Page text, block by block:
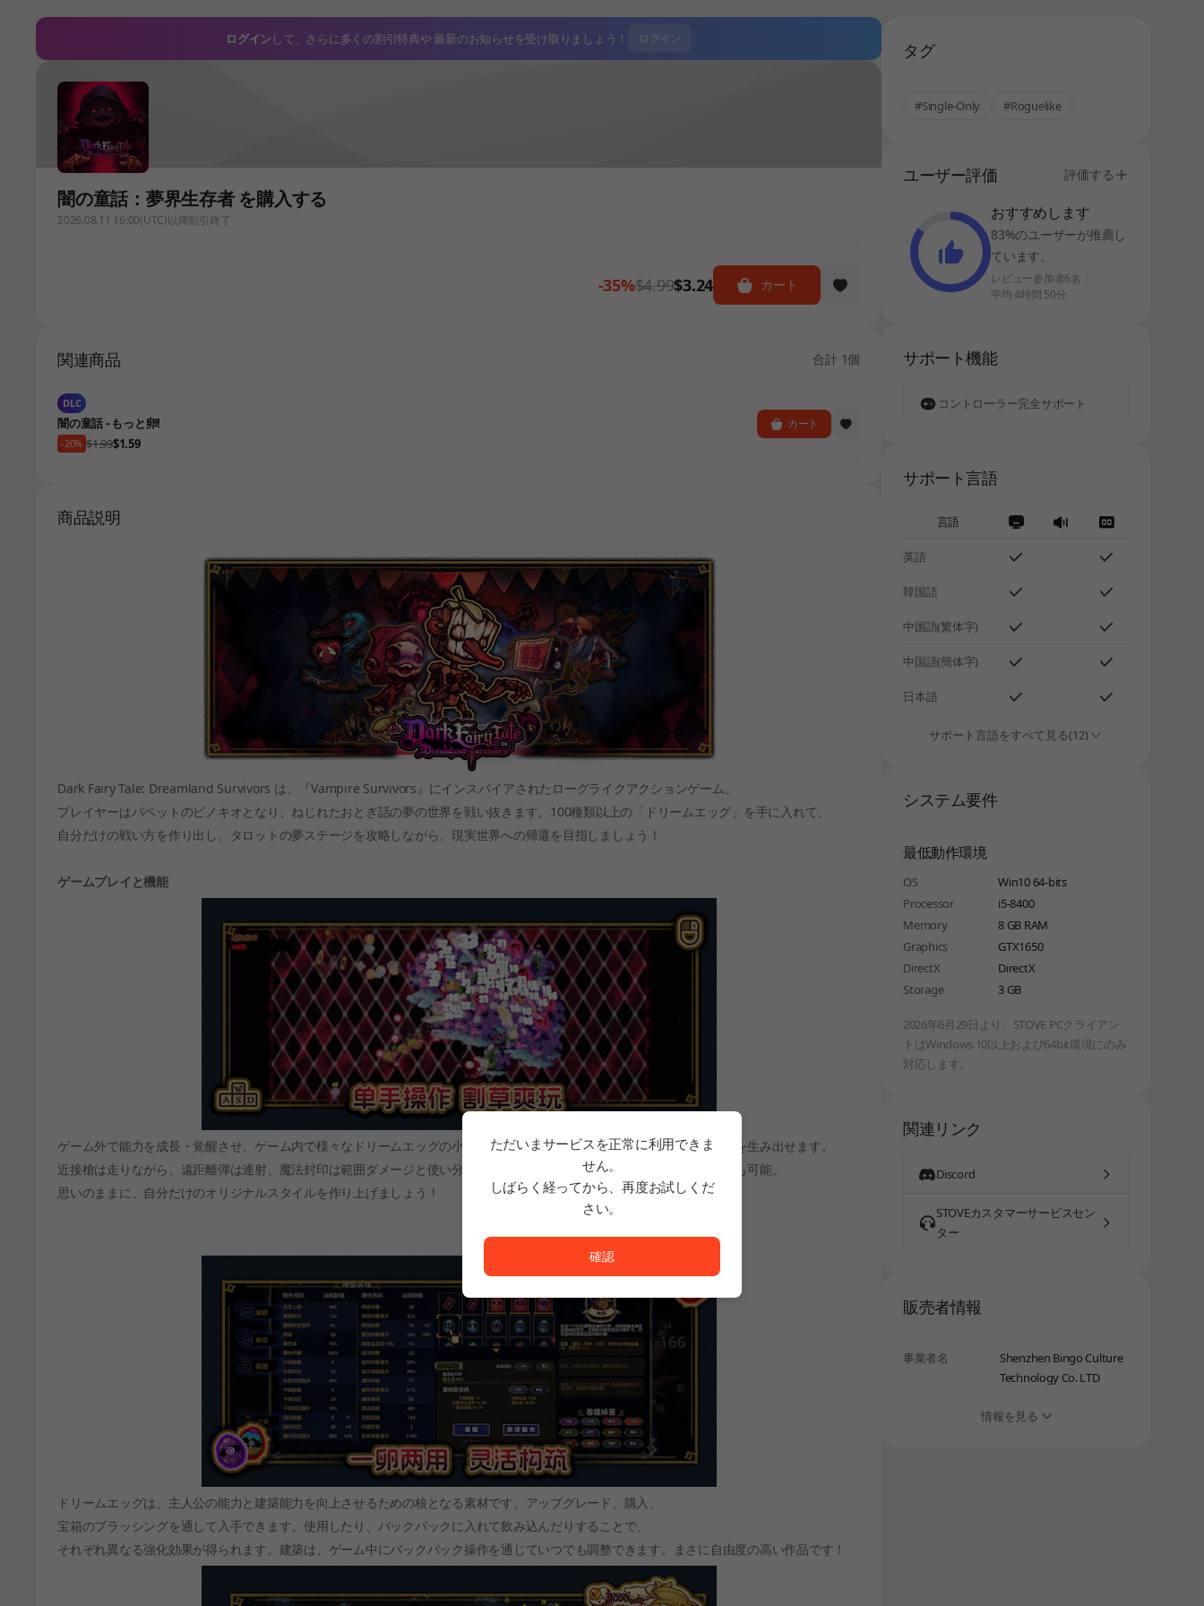
ログイン して、さらに多くの割引特典や最新のお知らせを受け取りましょう！ ログイン
闇の童話：夢界生存者 を購入する
2026.08.11 16:00(UTC)以降割引終了
-35%$4.99$3.24 カート
関連商品 合計 1個
DLC
闇の童話 - もっと卵!
-20% $1.99$1.59
カート
商品説明
Dark Fairy Tale: Dreamland Survivors は、『Vampire Survivors』にインスパイアされたローグライクアクションゲーム。
プレイヤーはパペットのピノキオとなり、ねじれたおとぎ話の夢の世界を戦い抜きます。100種類以上の「ドリームエッグ」を手に入れて、
自分だけの戦い方を作り出し、タロットの夢ステージを攻略しながら、現実世界への帰還を目指しましょう！
ゲームプレイと機能
ゲーム外で能力を成長・覚醒させ、ゲーム内で様々なドリームエッグの小道具と組み合わせることで、様々な戦闘スタイルを生み出せます。
近接槍は走りながら、遠距離弾は連射、魔法封印は範囲ダメージと使い分けることができます。片手操作で爽快な刈り取りも可能。
思いのままに、自分だけのオリジナルスタイルを作り上げましょう！
ドリームエッグは、主人公の能力と建築能力を向上させるための核となる素材です。アップグレード、購入、
宝箱のブラッシングを通して入手できます。使用したり、バックパックに入れて飲み込んだりすることで、
それぞれ異なる強化効果が得られます。建築は、ゲーム中にバックパック操作を通じていつでも調整できます。まさに自由度の高い作品です！
タグ
#Single-Only #Roguelike
ユーザー評価 評価する
おすすめします
83%のユーザーが推薦し
ています。
レビュー参加者6名
平均 4時間 50分
サポート機能
コントローラー完全サポート
サポート言語
言語
英語
韓国語
中国語(繁体字)
中国語(簡体字)
日本語
サポート言語をすべて見る(12)
システム要件
最低動作環境
OS
Win10 64-bits
Processor
i5-8400
Memory
8 GB RAM
Graphics
GTX1650
DirectX
DirectX
Storage
3 GB
2026年6月29日より、STOVE PCクライアン
トはWindows 10以上および64bit環境にのみ
対応します。
関連リンク
Discord
STOVEカスタマーサービスセン
ター
販売者情報
事業者名
Shenzhen Bingo Culture
Technology Co. LTD
情報を見る
ただいまサービスを正常に利用できま
せん。
しばらく経ってから、再度お試しくだ
さい。
ただいまサービスを正常に利用できません。<br/>しばらく経ってから、再度お試しください。
確認